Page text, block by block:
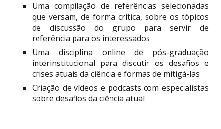
Uma compilação de referências selecionadas
que versam, de forma crítica, sobre os tópicos
de discussão do grupo para servir de
referência para os interessados
Uma disciplina online de pós-graduação
interinstitucional para discutir os desafios e
crises atuais da ciência e formas de mitigá-las
Criação de vídeos e podcasts com especialistas
sobre desafios da ciência atual